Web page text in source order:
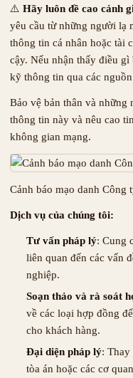
⚠️ Hãy luôn đề cao cảnh
yêu cầu từ những người lạ
thông tin cá nhân hoặc tài
cậy. Nếu nhận thấy điều
kỹ thông tin qua các
Bảo vệ bản thân và những
thông tin này và nêu cao
không gian mạng.
Cảnh báo mạo danh Công
Dịch vụ của chúng tôi:
Tư vấn pháp lý: Cung
liên quan đến các vấn
nghiệp.
Soạn thảo và rà soát
về các loại hợp đồng
cho khách hàng.
Đại diện pháp lý: Thay
tòa án hoặc các cơ